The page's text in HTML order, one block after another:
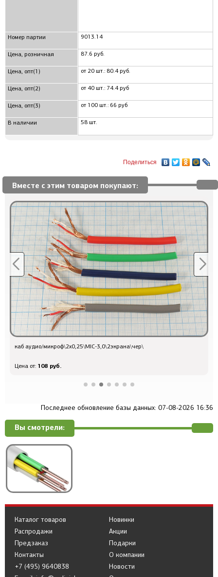
Номер партии
Цена, розничная
Цена, опт(1)
Цена, опт(2)
Цена, опт(3)
В наличии
9013.14
87.6 руб.
от 20 шт.: 80.4 руб.
от 40 шт.: 74.4 руб
от 100 шт.: 66 руб
58 шт.
Поделиться
Вместе с этим товаром покупают:
каб аудио/микроф\2x0,25\MIC-3,0\2экрана\чер\
Цена от: 108 руб.
Последнее обновление базы данных: 07-08-2026 16:36
Вы смотрели:
Каталог товаров
Распродажи
Предзаказ
Новинки
Акции
Подарки
Контакты
+7 (495) 9640838
О компании
Новости